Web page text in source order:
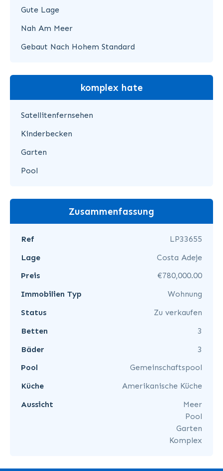
Gute Lage
Nah Am Meer
Gebaut Nach Hohem Standard
komplex hate
Satellitenfernsehen
Kinderbecken
Garten
Pool
Zusammenfassung
Ref
LP33655
Lage
Costa Adeje
Preis
€780,000.00
Immobilien Typ
Wohnung
Status
Zu verkaufen
Betten
3
Bäder
3
Pool
Gemeinschaftspool
Küche
Amerikanische Küche
Aussicht
Meer
Pool
Garten
Komplex